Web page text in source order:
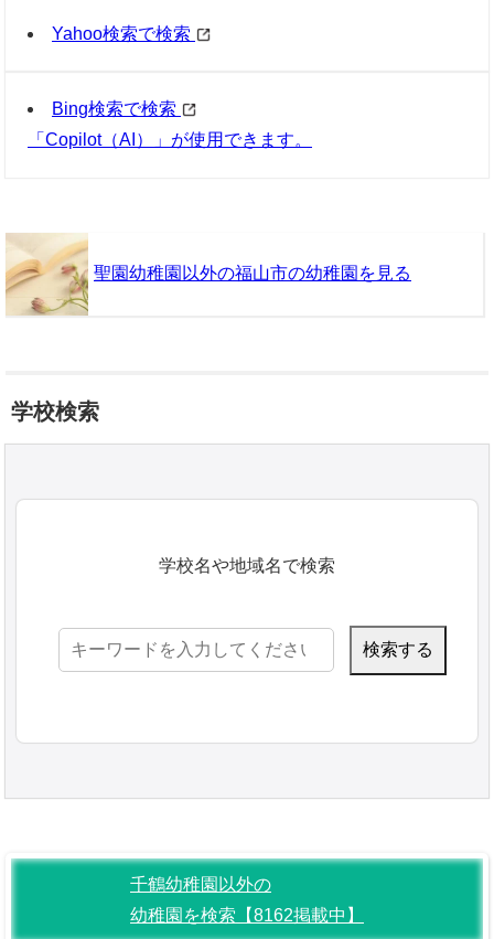
Yahoo検索で検索
Bing検索で検索
「Copilot（AI）」が使用できます。
聖園幼稚園以外の福山市の幼稚園を見る
学校検索
学校名や地域名で検索
検
千鶴幼稚園以外の
幼稚園を検索【8162掲載中】